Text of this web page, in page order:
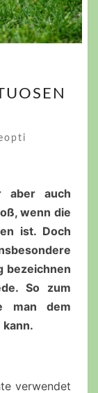
aber auch
wenn die
ist. Doch
bezeichnen
So zum
man dem
verwendet